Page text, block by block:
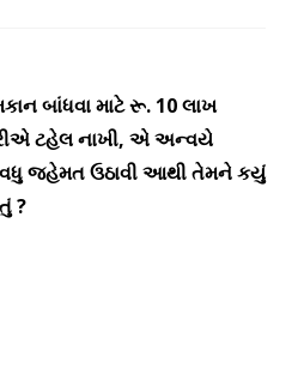
બાંધવા માટે રૂ. 10 લાખ
ટહેલ નાખી, એ અન્વયે
વધુ જહેમત ઉઠાવી આથી તેમને કયું
?